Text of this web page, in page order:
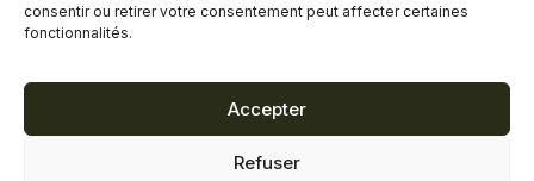
consentir ou retirer votre consentement peut affecter certaines
fonctionnalités.
Accepter
Refuser
Vendredi
9h00 à 18h00
Dimanche
11h00 à 16h30